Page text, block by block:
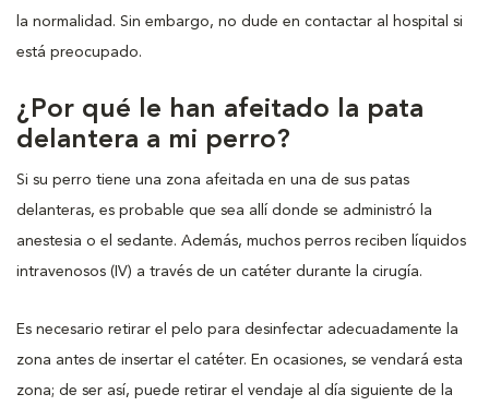
la normalidad. Sin embargo, no dude en contactar al hospital si
está preocupado.
¿Por qué le han afeitado la pata
delantera a mi perro?
Si su perro tiene una zona afeitada en una de sus patas
delanteras, es probable que sea allí donde se administró la
anestesia o el sedante. Además, muchos perros reciben líquidos
intravenosos (IV) a través de un catéter durante la cirugía.
Es necesario retirar el pelo para desinfectar adecuadamente la
zona antes de insertar el catéter. En ocasiones, se vendará esta
zona; de ser así, puede retirar el vendaje al día siguiente de la